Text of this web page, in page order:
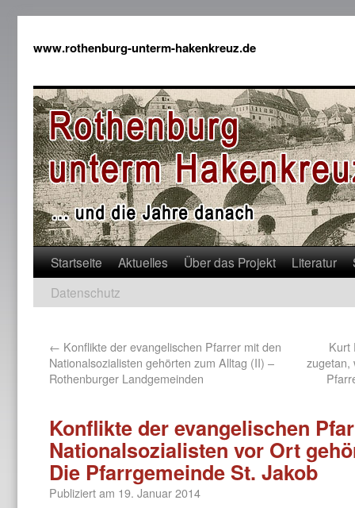
www.rothenburg-unterm-hakenkreuz.de
Startseite Aktuelles Über das Projekt Literatur
Datenschutz
← Konflikte der evangelischen Pfarrer mit den
Nationalsozialisten gehörten zum Alltag (II) –
Rothenburger Landgemeinden
Kurt
zugetan,
Konflikte der evangelischen
Nationalsozialisten vor Ort
Die Pfarrgemeinde St. Jakob
Publiziert am 19. Januar 2014